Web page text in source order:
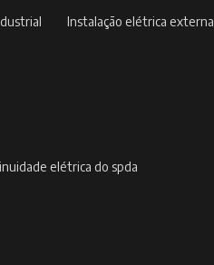
instalação elétrica externa
elétrica do spda